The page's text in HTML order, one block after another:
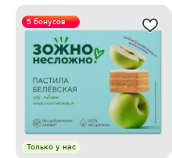
5 бонусов
Только у нас